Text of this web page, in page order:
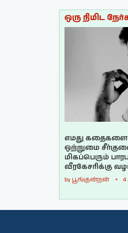
ஒரு நிமிட
எமது
ஒற்றுமை
மிகப்பெரும்
வீரகேசரிக்கு
by பூங்குன்றன் 4